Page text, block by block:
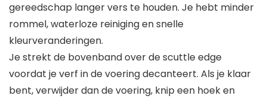
gereedschap langer vers te houden. Je hebt minder
rommel, waterloze reiniging en snelle
kleurveranderingen.
Je strekt de bovenband over de scuttle edge
voordat je verf in de voering decanteert. Als je klaar
bent, verwijder dan de voering, knip een hoek en